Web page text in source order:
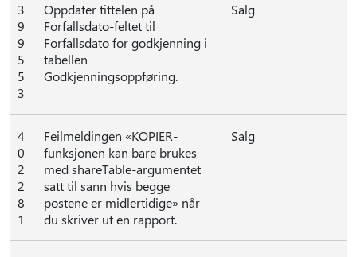
3
9
9
5
5
3
Oppdater tittelen på
Forfallsdato-feltet til
Forfallsdato for godkjenning i
tabellen
Godkjenningsoppføring.
Salg
4
0
2
2
8
1
Feilmeldingen «KOPIER-
funksjonen kan bare brukes
med shareTable-argumentet
satt til sann hvis begge
postene er midlertidige» når
du skriver ut en rapport.
Salg